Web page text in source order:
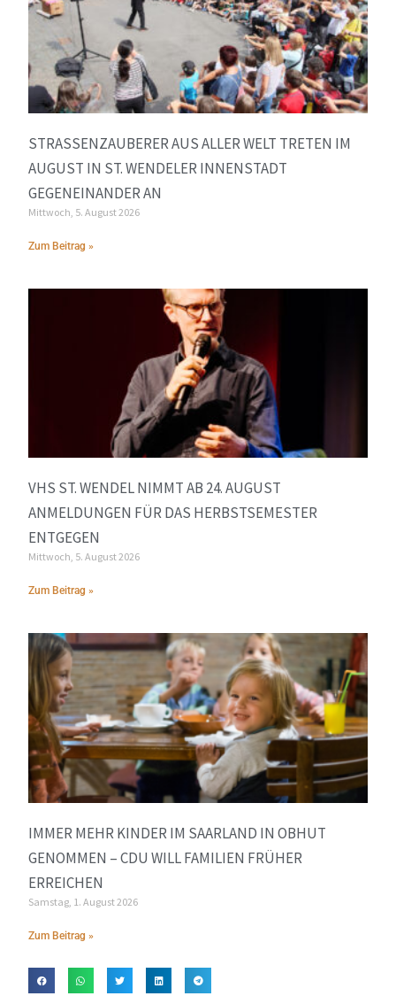
STRASSENZAUBERER AUS ALLER WELT TRETEN IM A
UGUST IN ST. WENDELER INNENSTADT G
EGENEINANDER AN
Mittwoch, 5. August 2026
Zum Beitrag »
VHS ST. WENDEL NIMMT AB 24. AUGUST
ANMELDUNGEN FÜR DAS HERBSTSEMESTER
ENTGEGEN
Mittwoch, 5. August 2026
Zum Beitrag »
IMMER MEHR KINDER IM SAARLAND IN OBHUT
GENOMMEN – CDU WILL FAMILIEN FRÜHER
ERREICHEN
Samstag, 1. August 2026
Zum Beitrag »